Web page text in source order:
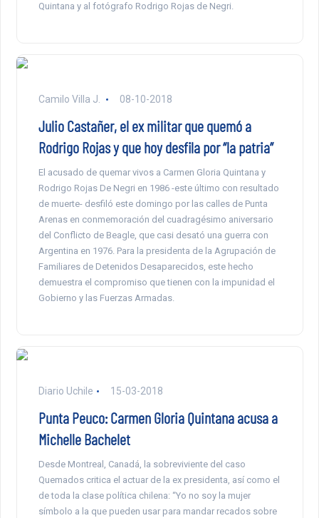
Quintana y al fotógrafo Rodrigo Rojas de Negri.
Camilo Villa J. 08-10-2018
Julio Castañer, el ex militar que quemó a
Rodrigo Rojas y que hoy desfila por “la patria”
El acusado de quemar vivos a Carmen Gloria Quintana y
Rodrigo Rojas De Negri en 1986 -este último con resultado
de muerte- desfiló este domingo por las calles de Punta
Arenas en conmemoración del cuadragésimo aniversario
del Conflicto de Beagle, que casi desató una guerra con
Argentina en 1976. Para la presidenta de la Agrupación de
Familiares de Detenidos Desaparecidos, este hecho
demuestra el compromiso que tienen con la impunidad el
Gobierno y las Fuerzas Armadas.
Diario Uchile 15-03-2018
Punta Peuco: Carmen Gloria Quintana acusa a
Michelle Bachelet
Desde Montreal, Canadá, la sobreviviente del caso
Quemados critica el actuar de la ex presidenta, así como el
de toda la clase política chilena: “Yo no soy la mujer
símbolo a la que pueden usar para mandar recados sobre